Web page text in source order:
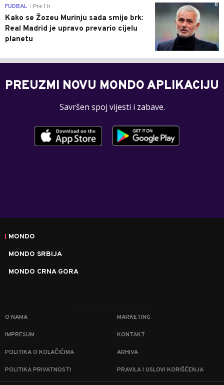
0
FUDBAL Pre 1 h
Kako se Žozeu Murinju sada smije brk:
Real Madrid je upravo prevario cijelu
planetu
PREUZMI NOVU MONDO APLIKACIJU
Savršen spoj vijesti i zabave.
MONDO
MONDO SRBIJA
MONDO CRNA GORA
O NAMA MARKETING
IMPRESUM KONTAKT
POLITIKA O KOLAČIĆIMA ARHIVA
POLITIKA PRIVATNOSTI PRAVILA I USLOVI KORIŠĆENJA